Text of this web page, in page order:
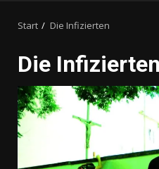
Start Die Infizierten
Die Infizierten